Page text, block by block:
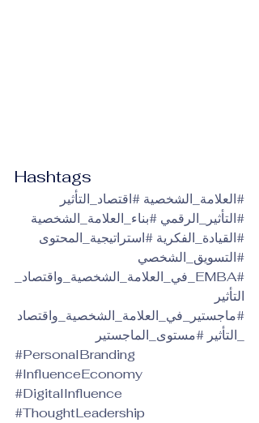
Hashtags
#العلامة_الشخصية #اقتصاد_التأثير
#التأثير_الرقمي #بناء_العلامة_الشخصية
#القيادة_الفكرية #استراتيجية_المحتوى
#التسويق_الشخصي
#EMBA_في_العلامة_الشخصية_واقتصاد_
التأثير
#ماجستير_في_العلامة_الشخصية_واقتصاد
_التأثير #مستوى_الماجستير
#PersonalBranding
#InfluenceEconomy
#DigitalInfluence
#ThoughtLeadership